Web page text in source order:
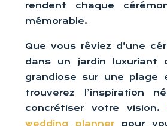
rendent chaque
mémorable.
Que vous rêviez d’une
dans un jardin luxuriant
grandiose sur une plage
trouverez l’inspiration
concrétiser votre vision.
wedding planner pour